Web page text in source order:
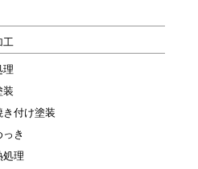
工
理
装
き付け塗装
っき
処理